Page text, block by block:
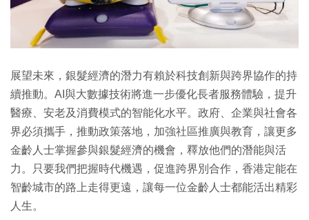
展望未來，銀髮經濟的潛力有賴於科技創新與跨界協作的持
續推動。AI與大數據技術將進一步優化長者服務體驗，提升
醫療、安老及消費模式的智能化水平。政府、企業與社會各
界必須攜手，推動政策落地，加強社區推廣與教育，讓更多
金齡人士掌握參與銀髮經濟的機會，釋放他們的潛能與活
力。只要我們把握時代機遇，促進跨界別合作，香港定能在
智齡城市的路上走得更遠，讓每一位金齡人士都能活出精彩
人生。